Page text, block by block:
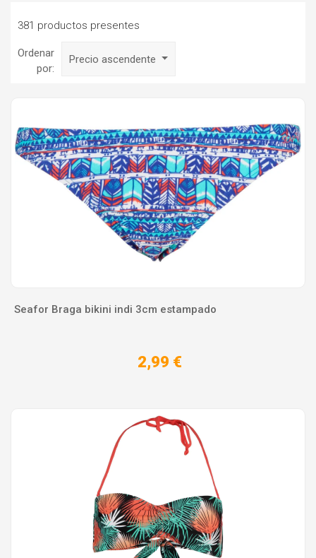
381 productos presentes
Ordenar
por:
Precio ascendente
Seafor Braga bikini indi 3cm estampado
2,99 €